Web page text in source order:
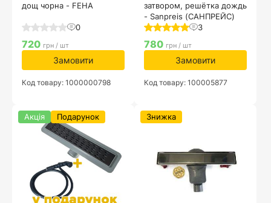
дощ чорна - FEHA
0
720 грн / шт
Замовити
Код товару: 1000000798
затвором, решётка дождь
- Sanpreis (САНПРЕЙС)
3
780 грн / шт
Замовити
Код товару: 100005877
Акція Подарунок Знижка